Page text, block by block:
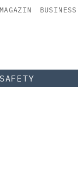
MAGAZIN
SAFETY